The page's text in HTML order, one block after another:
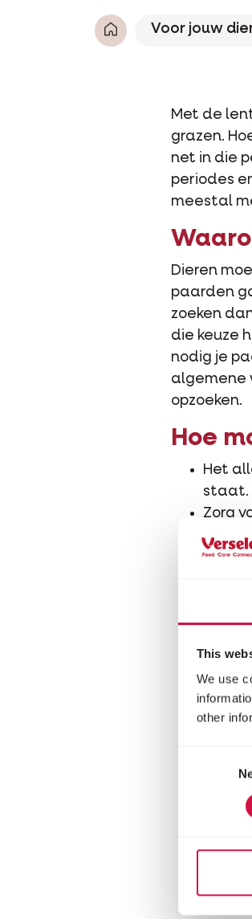
This
We use
other
Voor jouw
Met de
grazen.
net in die
periodes
meestal
Dieren
paarden
zoeken
die keuze
nodig je
algemene
opzoeken.
Hoe
Het
staat.
Zorg
Bij
Een